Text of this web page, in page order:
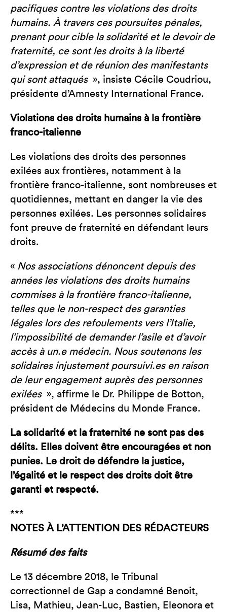
pacifiques contre les violations des droits
humains. À travers ces poursuites pénales,
prenant pour cible la solidarité et le devoir de
fraternité, ce sont les droits à la liberté
d’expression et de réunion des manifestants
qui sont attaqués », insiste Cécile Coudriou,
présidente d’Amnesty International France.
Violations des droits humains à la frontière
franco-italienne
Les violations des droits des personnes
exilées aux frontières, notamment à la
frontière franco-italienne, sont nombreuses et
quotidiennes, mettant en danger la vie des
personnes exilées. Les personnes solidaires
font preuve de fraternité en défendant leurs
droits.
« Nos associations dénoncent depuis des
années les violations des droits humains
commises à la frontière franco-italienne,
telles que le non-respect des garanties
légales lors des refoulements vers l’Italie,
l’impossibilité de demander l’asile et d’avoir
accès à un.e médecin. Nous soutenons les
solidaires injustement poursuivi.es en raison
de leur engagement auprès des personnes
exilées », affirme le Dr. Philippe de Botton,
président de Médecins du Monde France.
La solidarité et la fraternité ne sont pas des
délits. Elles doivent être encouragées et non
punies. Le droit de défendre la justice,
l’égalité et le respect des droits doit être
garanti et respecté.
***
NOTES À L’ATTENTION DES RÉDACTEURS
Résumé des faits
Le 13 décembre 2018, le Tribunal
correctionnel de Gap a condamné Benoit,
Lisa, Mathieu, Jean-Luc, Bastien, Eleonora et